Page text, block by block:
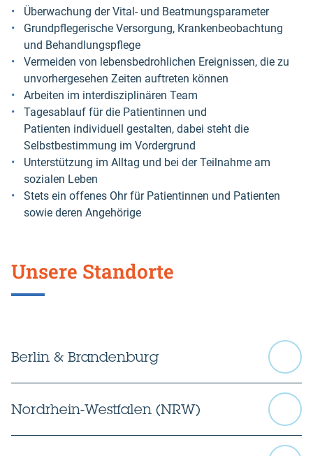
Überwachung der Vital- und Beatmungsparameter
Grundpflegerische Versorgung, Krankenbeobachtung
und Behandlungspflege
Vermeiden von lebensbedrohlichen Ereignissen, die zu
unvorhergesehen Zeiten auftreten können
Arbeiten im interdisziplinären Team
Tagesablauf für die Patientinnen und
Patienten individuell gestalten, dabei steht die
Selbstbestimmung im Vordergrund
Unterstützung im Alltag und bei der Teilnahme am
sozialen Leben
Stets ein offenes Ohr für Patientinnen und Patienten
sowie deren Angehörige
Unsere Standorte
Berlin & Brandenburg
Nordrhein-Westfalen (NRW)